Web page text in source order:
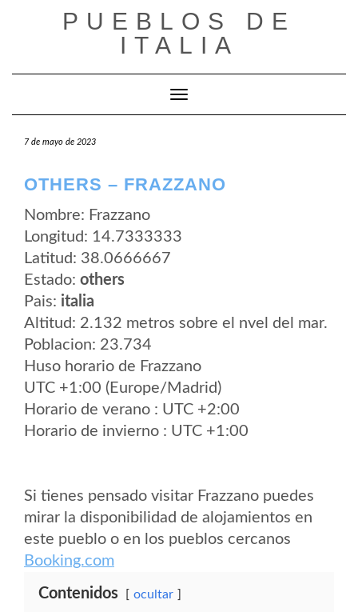
PUEBLOS DE
ITALIA
Cambiar modo de navegación
7 de mayo de 2023
OTHERS – FRAZZANO
Nombre: Frazzano
Longitud: 14.7333333
Latitud: 38.0666667
Estado: others
Pais: italia
Altitud: 2.132 metros sobre el nvel del mar.
Poblacion: 23.734
Huso horario de Frazzano
UTC +1:00 (Europe/Madrid)
Horario de verano : UTC +2:00
Horario de invierno : UTC +1:00
Si tienes pensado visitar Frazzano puedes
mirar la disponibilidad de alojamientos en
este pueblo o en los pueblos cercanos
Booking.com
Contenidos ocultar